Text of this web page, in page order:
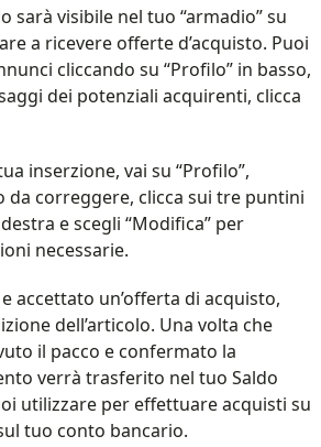
sarà visibile nel tuo “armadio” su
a ricevere offerte d’acquisto. Puoi
cliccando su “Profilo” in basso,
dei potenziali acquirenti, clicca
inserzione, vai su “Profilo”,
da correggere, clicca sui tre puntini
e scegli “Modifica” per
necessarie.
accettato un’offerta di acquisto,
dell’articolo. Una volta che
il pacco e confermato la
verrà trasferito nel tuo Saldo
utilizzare per effettuare acquisti su
tuo conto bancario.